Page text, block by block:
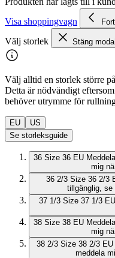
Visa shoppingvagn
Välj storlek Stäng modal
Välj alltid en storlek större
Detta är nödvändigt
behöver utrymme för
EU
US
Se storleksguide
36 Size 36 EU
mig
36 2/3 Size 36 2/3
tillgänglig, se
37 1/3 Size 37 1/3 EU
38 Size 38 EU
mig
38 2/3 Size 38 2/3 EU
meddela